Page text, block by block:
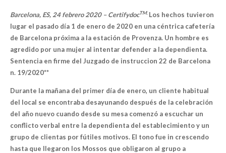
Barcelona, ES, 24 febrero 2020 – CertifydocTM. Los hechos tuvieron
lugar el pasado día 1 de enero de 2020 en una céntrica cafetería
de Barcelona próxima a la estación de Provenza. Un hombre es
agredido por una mujer al intentar defender a la dependienta.
Sentencia en firme del Juzgado de instruccion 22 de Barcelona
n. 19/2020**
Durante la mañana del primer día de enero, un cliente habitual
del local se encontraba desayunando después de la celebración
del año nuevo cuando desde su mesa comenzó a escuchar un
conflicto verbal entre la dependienta del establecimiento y un
grupo de clientas por fútiles motivos. El tono fue in crescendo
hasta que llegaron los Mossos que obligaron al grupo a